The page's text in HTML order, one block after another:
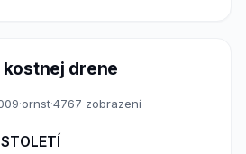
drene
·ornst·4767 zobrazení